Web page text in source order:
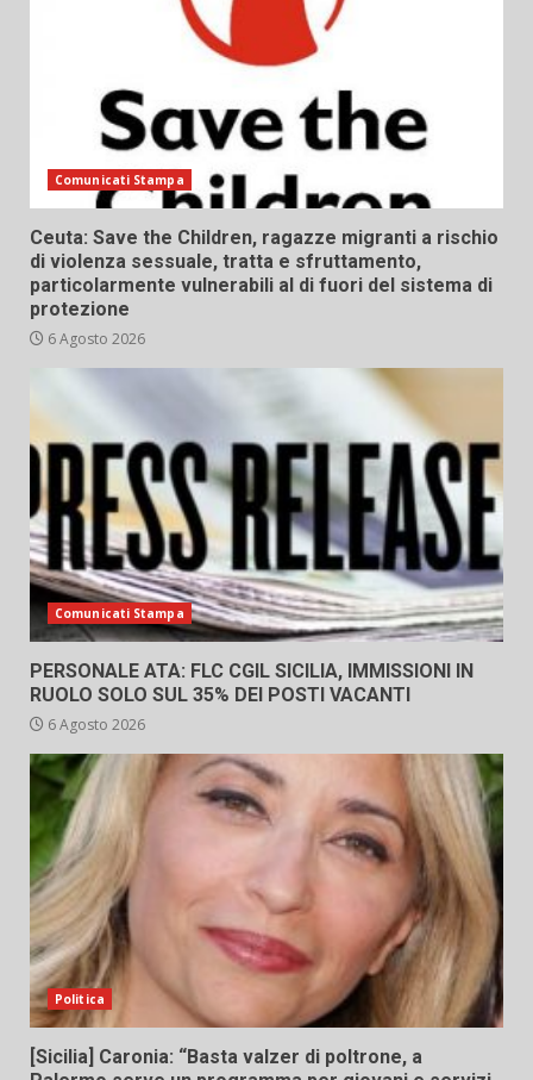
Comunicati Stampa
Ceuta: Save the Children, ragazze migranti a rischio
di violenza sessuale, tratta e sfruttamento,
particolarmente vulnerabili al di fuori del sistema di
protezione
6 Agosto 2026
Comunicati Stampa
PERSONALE ATA: FLC CGIL SICILIA, IMMISSIONI IN
RUOLO SOLO SUL 35% DEI POSTI VACANTI
6 Agosto 2026
Politica
[Sicilia] Caronia: “Basta valzer di poltrone, a